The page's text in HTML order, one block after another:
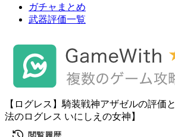
ガチャまとめ
武器評価一覧
【ログレス】騎装戦神アザゼルの評価
法のログレス いにしえの女神】